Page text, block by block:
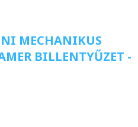
MECHANIKUS
BILLENTYŰZET -